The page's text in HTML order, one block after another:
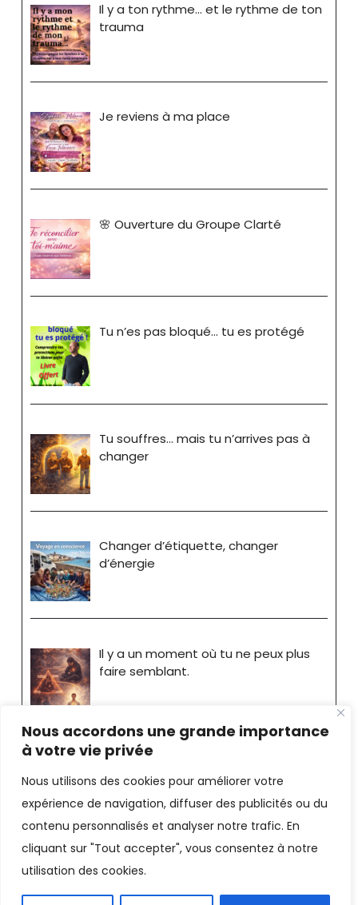
Nous accordons une grande importance
à votre vie privée
Nous utilisons des cookies pour améliorer votre
expérience de navigation, diffuser des publicités ou du
contenu personnalisés et analyser notre trafic. En
cliquant sur "Tout accepter", vous consentez à notre
utilisation des cookies.
Il y a ton rythme… et le rythme de ton
trauma
Je reviens à ma place
🌸 Ouverture du Groupe Clarté
Tu n’es pas bloqué… tu es protégé
Tu souffres… mais tu n’arrives pas à
changer
Changer d’étiquette, changer
d’énergie
Il y a un moment où tu ne peux plus
faire semblant.
Stéphane Bride-Bonnot
Consultant - Coach |Mentions
Légales